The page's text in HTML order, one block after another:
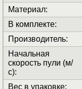
Материал:
В комплекте:
Производитель:
Начальная
скорость пули (м/
с):
Вес в упаковке: